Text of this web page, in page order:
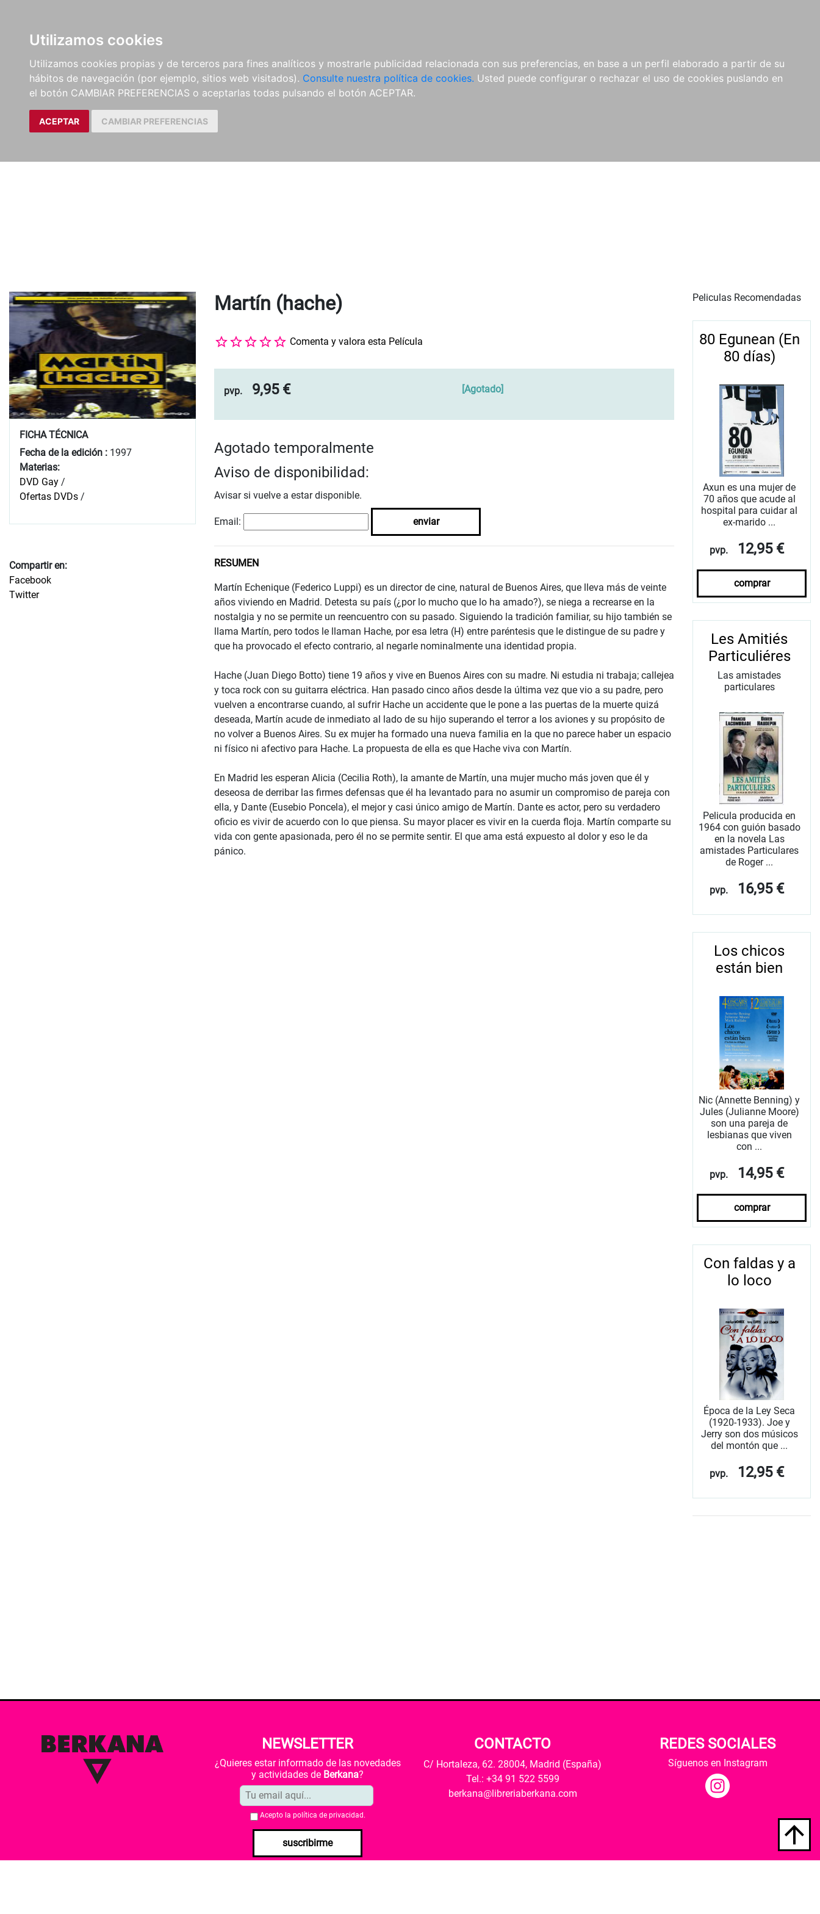
Utilizamos cookies
Utilizamos cookies propias y de terceros para fines analíticos y mostrarle publicidad relacionada con sus preferencias, en base a un perfil elaborado a partir de su
hábitos de navegación (por ejemplo, sitios web visitados). Consulte nuestra política de cookies. Usted puede configurar o rechazar el uso de cookies puslando en
el botón CAMBIAR PREFERENCIAS o aceptarlas todas pulsando el botón ACEPTAR.
ACEPTAR CAMBIAR PREFERENCIAS
FICHA TÉCNICA
Fecha de la edición : 1997
Materias:
DVD Gay /
Ofertas DVDs /
Compartir en:
Facebook
Twitter
Martín (hache)
Comenta y valora esta Película
pvp. 9,95 € Agotado]
Agotado temporalmente
Aviso de disponibilidad:
Avisar si vuelve a estar disponible.
Email: enviar
RESUMEN
Martín Echenique (Federico Luppi) es un director de cine, natural de Buenos Aires, que lleva más de veinte
años viviendo en Madrid. Detesta su país (¿por lo mucho que lo ha amado?), se niega a recrearse en la
nostalgia y no se permite un reencuentro con su pasado. Siguiendo la tradición familiar, su hijo también se
llama Martín, pero todos le llaman Hache, por esa letra (H) entre paréntesis que le distingue de su padre y
que ha provocado el efecto contrario, al negarle nominalmente una identidad propia.
Hache (Juan Diego Botto) tiene 19 años y vive en Buenos Aires con su madre. Ni estudia ni trabaja; callejea
y toca rock con su guitarra eléctrica. Han pasado cinco años desde la última vez que vio a su padre, pero
vuelven a encontrarse cuando, al sufrir Hache un accidente que le pone a las puertas de la muerte quizá
deseada, Martín acude de inmediato al lado de su hijo superando el terror a los aviones y su propósito de
no volver a Buenos Aires. Su ex mujer ha formado una nueva familia en la que no parece haber un espacio
ni físico ni afectivo para Hache. La propuesta de ella es que Hache viva con Martín.
En Madrid les esperan Alicia (Cecilia Roth), la amante de Martín, una mujer mucho más joven que él y
deseosa de derribar las firmes defensas que él ha levantado para no asumir un compromiso de pareja con
ella, y Dante (Eusebio Poncela), el mejor y casi único amigo de Martín. Dante es actor, pero su verdadero
oficio es vivir de acuerdo con lo que piensa. Su mayor placer es vivir en la cuerda floja. Martín comparte su
vida con gente apasionada, pero él no se permite sentir. El que ama está expuesto al dolor y eso le da
pánico.
Peliculas Recomendadas
80 Egunean (En
80 días)
Axun es una mujer de
70 años que acude al
hospital para cuidar al
ex-marido ...
pvp. 12,95 €
comprar
Les Amitiés
Particuliéres
Las amistades
particulares
Pelicula producida en
1964 con guión basado
en la novela Las
amistades Particulares
de Roger ...
pvp. 16,95 €
Los chicos
están bien
Nic (Annette Benning) y
Jules (Julianne Moore)
son una pareja de
lesbianas que viven
con ...
pvp. 14,95 €
comprar
Con faldas y a
lo loco
Época de la Ley Seca
(1920-1933). Joe y
Jerry son dos músicos
del montón que ...
pvp. 12,95 €
NEWSLETTER
¿Quieres estar informado de las novedades
y actividades de Berkana?
Acepto la política de privacidad .
suscribirme
CONTACTO
C/ Hortaleza, 62. 28004, Madrid (España)
Tel.: +34 91 522 5599
berkana@libreriaberkana.com
REDES SOCIALES
Síguenos en Instagram